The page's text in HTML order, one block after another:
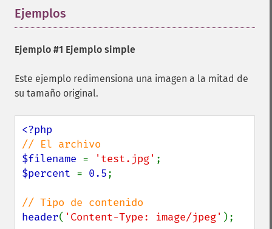
Ejemplos
Ejemplo #1 Ejemplo simple
Este ejemplo redimensiona una imagen a la mitad de
su tamaño original.
$filename = 'test.jpg'
$percent = 0.5;
header( 'Content-Type: image/jpeg' );